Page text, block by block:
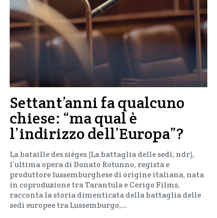
Settant’anni fa qualcuno
chiese: “ma qual è
l’indirizzo dell’Europa”?
La bataille des sièges (La battaglia delle sedi, ndr),
l’ultima opera di Donato Rotunno, regista e
produttore lussemburghese di origine italiana, nata
in coproduzione tra Tarantula e Cerigo Films,
racconta la storia dimenticata della battaglia delle
sedi europee tra Lussemburgo,…